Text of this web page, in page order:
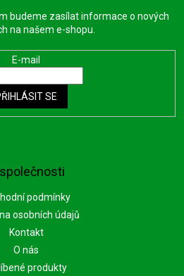
podmínky
osobních údajů
Kontakt
O nás
produkty
budeme zasílat informace o nových
na našem e-shopu.
E-mail
SE